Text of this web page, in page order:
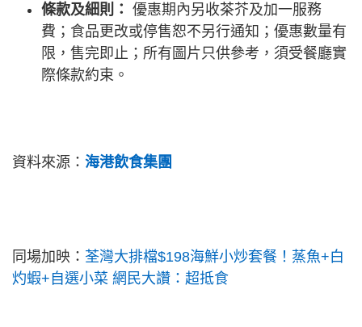
條款及細則： 優惠期內另收茶芥及加一服務
費；食品更改或停售恕不另行通知；優惠數量有
限，售完即止；所有圖片只供參考，須受餐廳實
際條款約束。
資料來源： 海港飲食集團
同場加映： 荃灣大排檔$198海鮮小炒套餐！蒸魚+白
灼蝦+自選小菜 網民大讚：超抵食